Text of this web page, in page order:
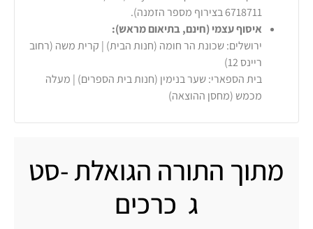
6718711 בצירוף מספר הזמנה).
איסוף עצמי (חינם, בתיאום מראש):
ירושלים: שכונת הר חומה (חנות הבית) | קרית משה (רחוב
ריינס 12)
בית הספארי: שער בנימין (חנות בית הספרים) | מעלה
מכמש (מחסן ההוצאה)
מתוך התורה הגואלת -סט
ג כרכים